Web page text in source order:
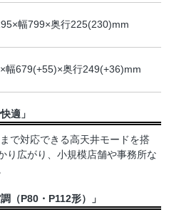
幅799×奥行225(230)mm
幅679(+55)×奥行249(+36)mm
適」
で対応できる高天井モードを搭
り広がり、小規模店舗や事務所な
（P80・P112形）」